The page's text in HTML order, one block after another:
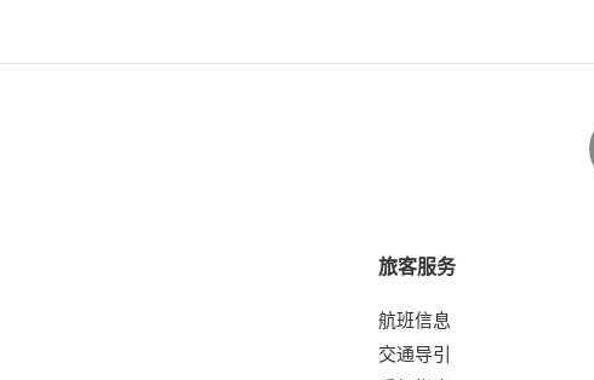
旅客服务
航班信息
交通导引